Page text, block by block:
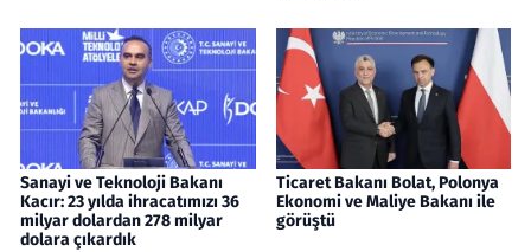
Sanayi ve Teknoloji Bakanı
Kacır: 23 yılda ihracatımızı 36
milyar dolardan 278 milyar
dolara çıkardık
Ticaret Bakanı Bolat, Polonya
Ekonomi ve Maliye Bakanı ile
görüştü